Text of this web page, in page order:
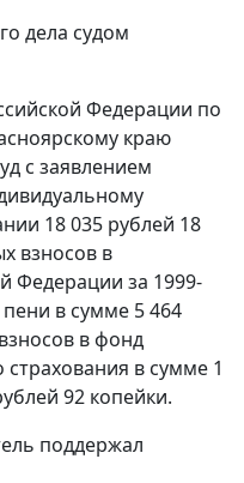
дела судом
Федерации по
краю
с заявлением
18 035 рублей 18
взносов в
Федерации за 1999-
пени в сумме 5 464
в фонд
в сумме 1
92 копейки.
поддержал